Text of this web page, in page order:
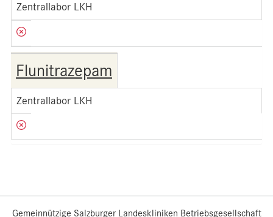
Zentrallabor LKH
Flunitrazepam
Zentrallabor LKH
Gemeinnützige Salzburger Landeskliniken Betriebsgesellschaft